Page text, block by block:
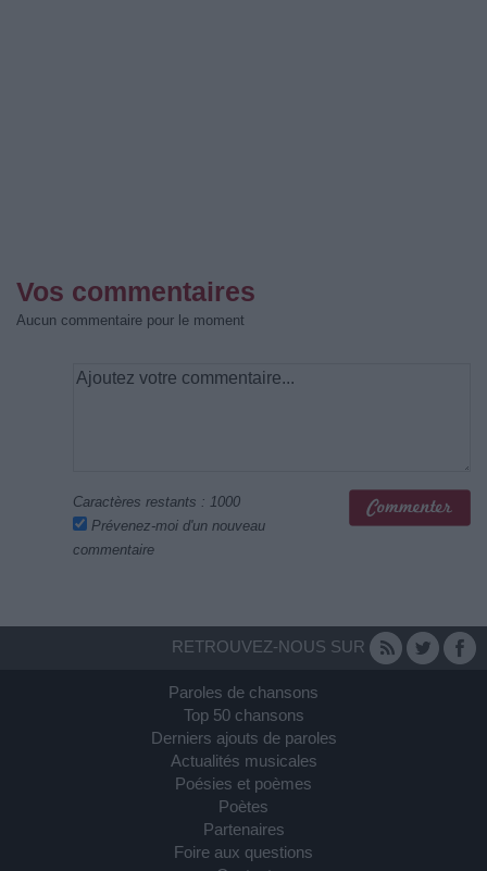
Vos commentaires
Aucun commentaire pour le moment
Caractères restants : 1000
Prévenez-moi d'un nouveau
commentaire
RETROUVEZ-NOUS SUR
Paroles de chansons
Top 50 chansons
Derniers ajouts de paroles
Actualités musicales
Poésies et poèmes
Poètes
Partenaires
Foire aux questions